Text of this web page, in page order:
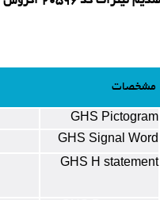
مشخصات
GHS Pictogram
GHS Signal Word
GHS H statement